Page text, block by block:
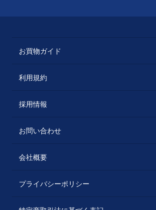
お買物ガイド
利用規約
採用情報
お問い合わせ
会社概要
プライバシーポリシー